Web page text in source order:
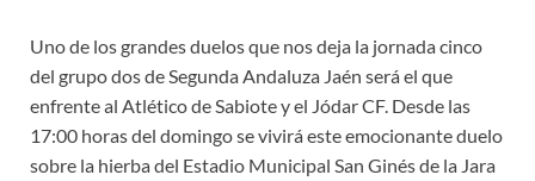
Uno de los grandes duelos que nos deja la jornada cinco
del grupo dos de Segunda Andaluza Jaén será el que
enfrente al Atlético de Sabiote y el Jódar CF. Desde las
17:00 horas del domingo se vivirá este emocionante duelo
sobre la hierba del Estadio Municipal San Ginés de la Jara